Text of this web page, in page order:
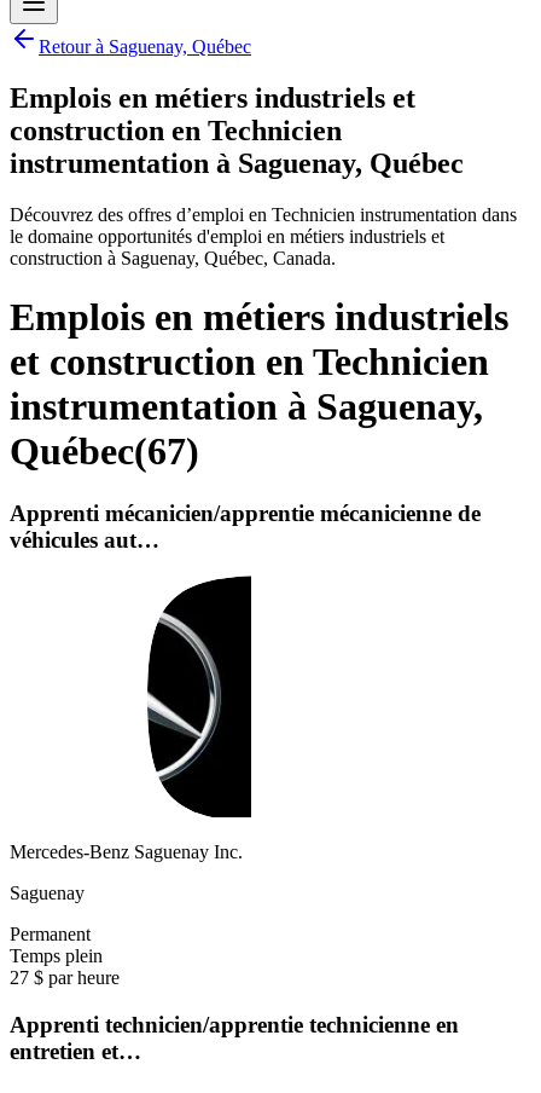
Retour à Saguenay, Québec
Emplois en métiers industriels et
construction en Technicien
instrumentation à Saguenay, Québec
Découvrez des offres d’emploi en Technicien instrumentation dans
le domaine opportunités d'emploi en métiers industriels et
construction à Saguenay, Québec, Canada.
Emplois en métiers industriels
et construction en Technicien
instrumentation à Saguenay,
Québec(67)
Apprenti mécanicien/apprentie mécanicienne de
véhicules aut…
Mercedes-Benz Saguenay Inc.
Saguenay
Permanent
Temps plein
27 $ par heure
Apprenti technicien/apprentie technicienne en
entretien et…